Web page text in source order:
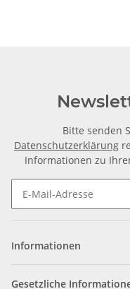
Bitte senden
Datenschutzerklärung
Informationen zu
Informationen
Gesetzliche